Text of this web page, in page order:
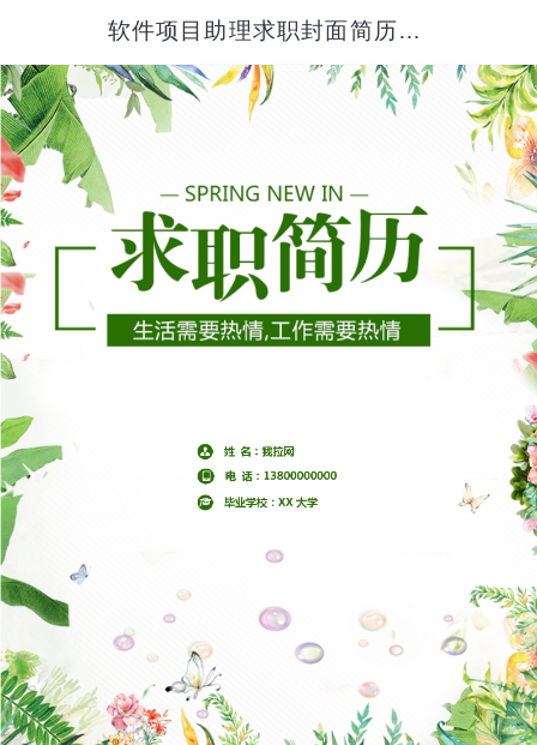
软件项目助理求职封面简历套装